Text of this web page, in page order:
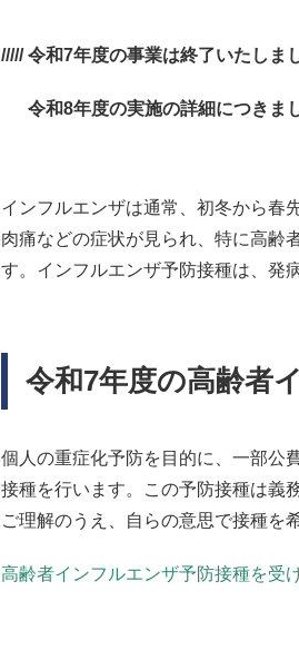
///// 令和7年度の事業は終了いたしま
令和8年度の実施の詳細につきま
インフルエンザは通常、初冬から春
肉痛などの症状が見られ、特に高齢
す。インフルエンザ予防接種は、発
令和7年度の高齢者
個人の重症化予防を目的に、一部公
接種を行います。この予防接種は義
ご理解のうえ、自らの意思で接種を
高齢者インフルエンザ予防接種を受